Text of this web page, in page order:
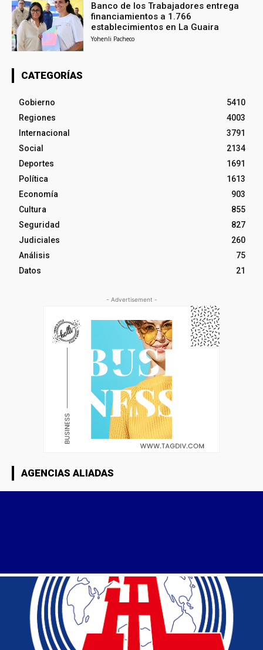
Banco de los Trabajadores entrega
financiamientos a 1.766
establecimientos en La Guaira
Yohenli Pacheco
CATEGORÍAS
Gobierno
5410
Regiones
4003
Internacional
3791
Social
2134
Deportes
1691
Política
1613
Economía
903
Cultura
855
Seguridad
827
Judiciales
260
Análisis
75
Datos
21
- Advertisement -
AGENCIAS ALIADAS